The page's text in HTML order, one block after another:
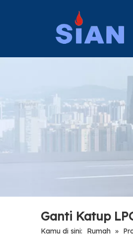
Ganti Katup
Kamu di sini: Rumah »